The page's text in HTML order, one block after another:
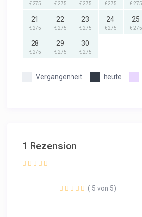
€ 275 € 275 € 275 € 275 € 275
21
€ 275
22
€ 275
23
€ 275
24
€ 275
25
€ 275
28
€ 275
29
€ 275
30
€ 275
Vergangenheit heute
1 Rezension
( 5 von 5)